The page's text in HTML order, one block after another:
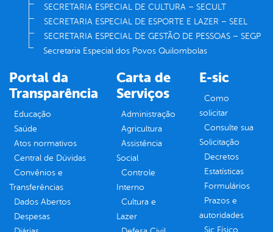
SECRETARIA ESPECIAL DE CULTURA – SECULT
SECRETARIA ESPECIAL DE ESPORTE E LAZER – SEEL
SECRETARIA ESPECIAL DE GESTÃO DE PESSOAS – SEGP
Secretaria Especial dos Povos Quilombolas
Portal da
Transparência
Educação
Saúde
Atos normativos
Central de Dúvidas
Convênios e
Transferências
Dados Abertos
Despesas
Carta de
Serviços
Administração
Agricultura
Assistência
Social
Controle
Interno
Cultura e
Lazer
E-sic
Como
solicitar
Consulte sua
Solicitação
Decretos
Estatísticas
Formulários
Prazos e
autoridades
Sic Físico